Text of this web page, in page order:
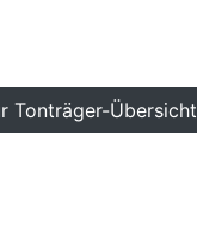
Tonträger-Übersicht